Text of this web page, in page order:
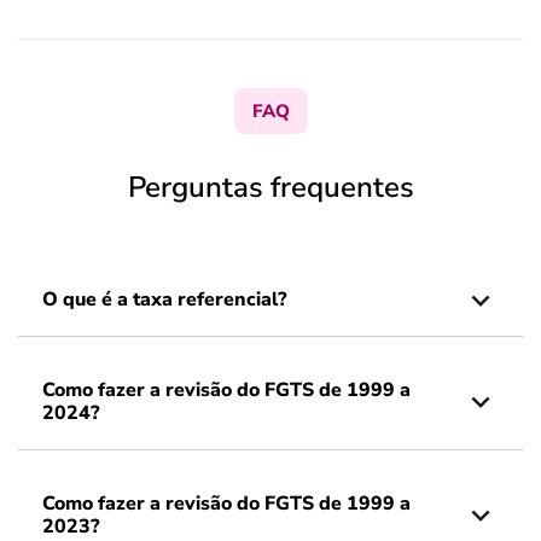
FAQ
Perguntas frequentes
O que é a taxa referencial?
Como fazer a revisão do FGTS de 1999 a
2024?
Como fazer a revisão do FGTS de 1999 a
2023?